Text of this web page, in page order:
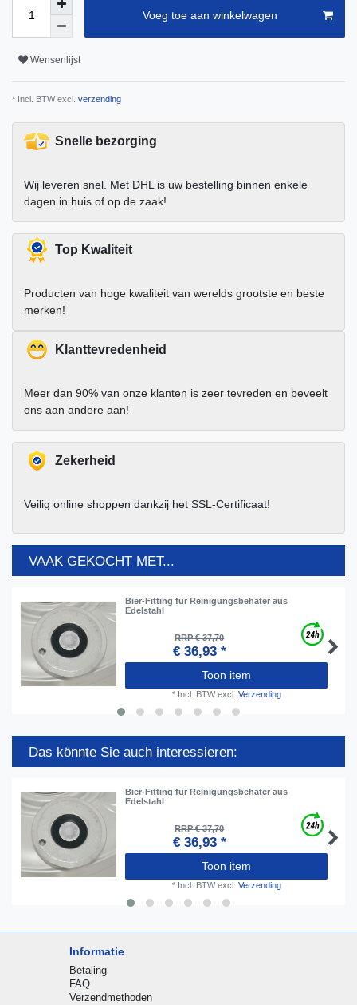
Voeg toe aan winkelwagen
Wensenlijst
* Incl. BTW excl. verzending
Snelle bezorging
Wij leveren snel. Met DHL is uw bestelling binnen enkele
dagen in huis of op de zaak!
Top Kwaliteit
Producten van hoge kwaliteit van werelds grootste en beste
merken!
Klanttevredenheid
Meer dan 90% van onze klanten is zeer tevreden en beveelt
ons aan andere aan!
Zekerheid
Veilig online shoppen dankzij het SSL-Certificaat!
VAAK GEKOCHT MET...
Bier-Fitting für Reinigungsbehäter aus
Edelstahl
RRP € 37,70
€ 36,93 *
Toon item
* Incl. BTWexcl. Verzending
Das könnte Sie auch interessieren:
Bier-Fitting für Reinigungsbehäter aus
Edelstahl
RRP € 37,70
€ 36,93 *
Toon item
* Incl. BTWexcl. Verzending
Informatie
Betaling
FAQ
Verzendmethoden